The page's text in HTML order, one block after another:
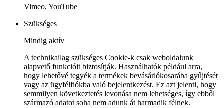
Vimeo, YouTube
Szükséges
Mindig aktív
A technikailag szükséges Cookie-k csak weboldalunk
alapvető funkcióit biztosítják. Használhatók például arra,
hogy lehetővé tegyék a termékek bevásárlókosarába gyűjtését
vagy az ügyfélfiókba való bejelentkezést. Ez azt jelenti, hogy
semmilyen következtetés levonása nem lehetséges, így ebből
származó adatot soha nem adunk át harmadik félnek.